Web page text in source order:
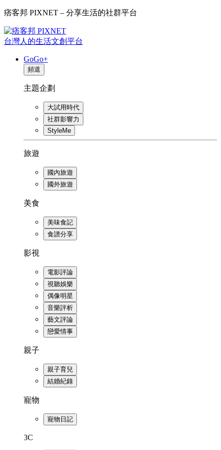
痞客邦 PIXNET – 分享生活的社群平台
台灣人的生活文創平台
GoGo+
頻道
主題企劃
大試用時代
社群影響力
StyleMe
旅遊
國內旅遊
國外旅遊
美食
美味食記
食譜分享
影視
電影評論
視聽娛樂
偶像明星
音樂評析
藝文評論
戀愛情事
親子
親子育兒
結婚紀錄
寵物
寵物日記
3C